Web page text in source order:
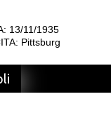
13/11/1935
Pittsburg